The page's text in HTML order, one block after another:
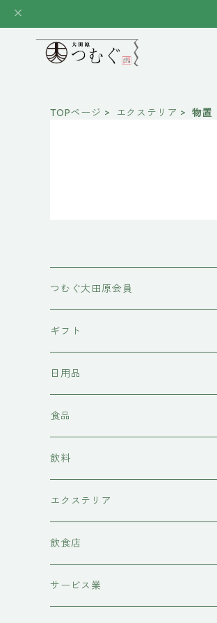
TOPページ エクステリア 物置
つむぐ大田原会員
東京石材
岩上商店
稲見商店
momo farm
前田牧場
吉岡食品工業
ハニーラルヴァ
ギフト
日用品
洗剤
雑貨
コースター
ヘアケア
シャンプー
コンディショナー
水槽底床
コースター
食品
味噌
カレー
牛肉
糀
飲料
日本酒
ワイン
甘酒
エクステリア
物置
飲食店
レストラン
サービス業